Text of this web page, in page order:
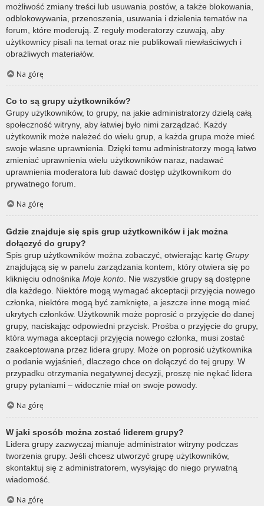
możliwość zmiany treści lub usuwania postów, a także blokowania,
odblokowywania, przenoszenia, usuwania i dzielenia tematów na
forum, które moderują. Z reguły moderatorzy czuwają, aby
użytkownicy pisali na temat oraz nie publikowali niewłaściwych i
obraźliwych materiałów.
Na górę
Co to są grupy użytkowników?
Grupy użytkowników, to grupy, na jakie administratorzy dzielą całą
społeczność witryny, aby łatwiej było nimi zarządzać. Każdy
użytkownik może należeć do wielu grup, a każda grupa może mieć
swoje własne uprawnienia. Dzięki temu administratorzy mogą łatwo
zmieniać uprawnienia wielu użytkowników naraz, nadawać
uprawnienia moderatora lub dawać dostęp użytkownikom do
prywatnego forum.
Na górę
Gdzie znajduje się spis grup użytkowników i jak można
dołączyć do grupy?
Spis grup użytkowników można zobaczyć, otwierając kartę Grupy
znajdującą się w panelu zarządzania kontem, który otwiera się po
kliknięciu odnośnika Moje konto . Nie wszystkie grupy są dostępne
dla każdego. Niektóre mogą wymagać akceptacji przyjęcia nowego
członka, niektóre mogą być zamknięte, a jeszcze inne mogą mieć
ukrytych członków. Użytkownik może poprosić o przyjęcie do danej
grupy, naciskając odpowiedni przycisk. Prośba o przyjęcie do grupy,
która wymaga akceptacji przyjęcia nowego członka, musi zostać
zaakceptowana przez lidera grupy. Może on poprosić użytkownika
o podanie wyjaśnień, dlaczego chce on dołączyć do tej grupy. W
przypadku otrzymania negatywnej decyzji, proszę nie nękać lidera
grupy pytaniami – widocznie miał on swoje powody.
Na górę
W jaki sposób można zostać liderem grupy?
Lidera grupy zazwyczaj mianuje administrator witryny podczas
tworzenia grupy. Jeśli chcesz utworzyć grupę użytkowników,
skontaktuj się z administratorem, wysyłając do niego prywatną
wiadomość.
Na górę